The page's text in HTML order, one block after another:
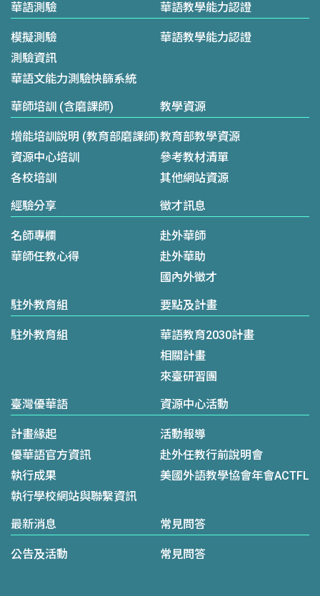
華語測驗
模擬測驗
測驗資訊
華語文能力測驗快篩系統
華語教學能力認證
華語教學能力認證
華師培訓 (含磨課師)
增能培訓說明 (教育部磨課師)
資源中心培訓
各校培訓
教學資源
教育部教學資源
參考教材清單
其他網站資源
經驗分享
名師專欄
華師任教心得
徵才訊息
赴外華師
赴外華助
國內外徵才
駐外教育組
駐外教育組
要點及計畫
華語教育2030計畫
相關計畫
來臺研習團
臺灣優華語
計畫緣起
優華語官方資訊
執行成果
執行學校網站與聯繫資訊
資源中心活動
活動報導
赴外任教行前說明會
美國外語教學協會年會ACTFL
最新消息
公告及活動
常見問答
常見問答